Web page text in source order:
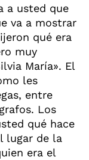
a usted que
va a mostrar
qué era
muy
María». El
les
entre
Los
qué hace
lugar de la
era el